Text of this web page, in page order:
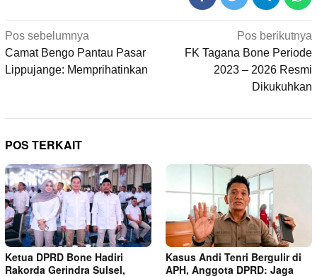
Navigasi
pos
Pos sebelumnya
Camat Bengo Pantau Pasar
Lippujange: Memprihatinkan
Pos berikutnya
FK Tagana Bone Periode
2023 – 2026 Resmi
Dikukuhkan
POS TERKAIT
Ketua DPRD Bone Hadiri
Rakorda Gerindra Sulsel,
Kasus Andi Tenri Bergulir di
APH, Anggota DPRD: Jaga